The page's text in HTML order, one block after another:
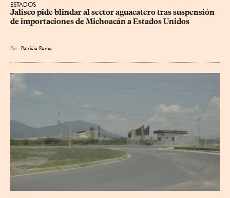
ESTADOS
Jalisco pide blindar al sector aguacatero tras suspensión
de importaciones de Michoacán a Estados Unidos
Por Patricia Romo